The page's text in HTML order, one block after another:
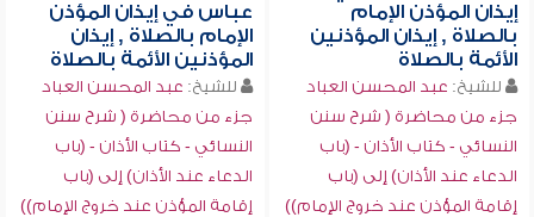
إيذان المؤذن الإمام
بالصلاة , إيذان المؤذنين
الأئمة بالصلاة
للشيخ: عبد المحسن العباد
جزء من محاضرة ( شرح سنن
النسائي - كتاب الأذان - (باب
الدعاء عند الأذان) إلى (باب
إقامة المؤذن عند خروج الإمام))
عباس في إيذان المؤذن
الإمام بالصلاة , إيذان
المؤذنين الأئمة بالصلاة
للشيخ: عبد المحسن العباد
جزء من محاضرة ( شرح سنن
النسائي - كتاب الأذان - (باب
الدعاء عند الأذان) إلى (باب
إقامة المؤذن عند خروج الإمام))